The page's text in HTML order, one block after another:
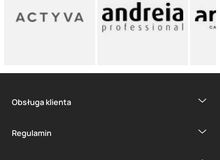
Obsługa klienta
Regulamin